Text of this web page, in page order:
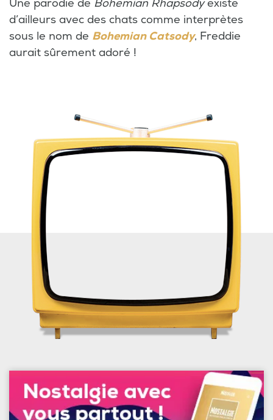
Une parodie de Bohemian Rhapsodyexiste
d’ailleurs avec des chats comme interprètes
sous le nom de Bohemian Catsody, Freddie
aurait sûrement adoré !